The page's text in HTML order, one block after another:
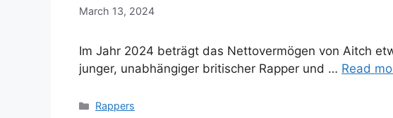
March 13, 2024
Im Jahr 2024 beträgt das Nettovermögen von Aitch
junger, unabhängiger britischer Rapper und … Read
Categories
Rappers